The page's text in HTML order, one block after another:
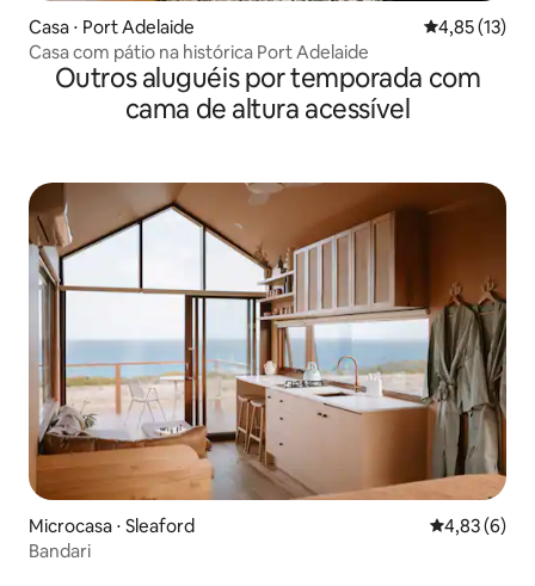
Casa ⋅ Port Adelaide 4,85 de uma
4,85 (13)
Casa com pátio na histórica Port Adelaide
Outros aluguéis por temporada com
cama de altura acessível
Microcasa ⋅ Sleaford 4,83 de uma
4,83 (6)
Bandari